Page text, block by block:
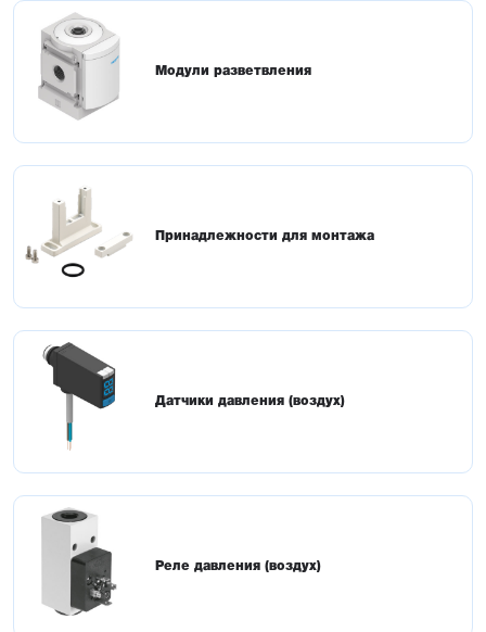
Модули разветвления
Принадлежности для монтажа
Датчики давления (воздух)
Реле давления (воздух)